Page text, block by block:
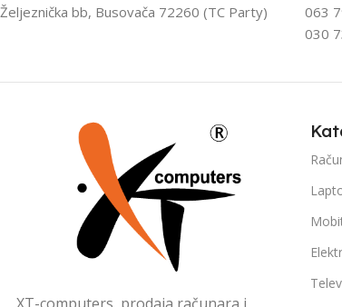
Željeznička bb, Busovača 72260 (TC Party)
063
030